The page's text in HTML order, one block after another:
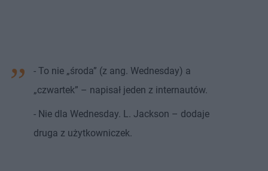
- To nie „środa” (z ang. Wednesday) a
„czwartek” – napisał jeden z internautów.
- Nie dla Wednesday. L. Jackson – dodaje
druga z użytkowniczek.